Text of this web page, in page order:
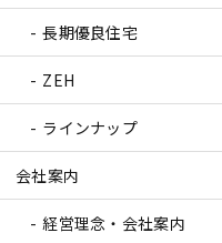
長期優良住宅
ZEH
ラインナップ
会社案内
経営理念・会社案内